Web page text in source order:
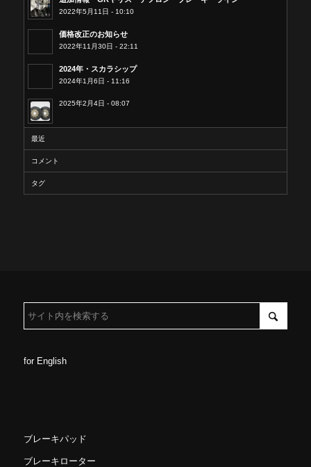
2022年5月11日 - 10:10
価格改正のお知らせ
2022年11月30日 - 22:11
2024年・スカラシップ
2024年1月6日 - 11:16
2025年2月4日 - 08:07
最近
コメント
タグ
for English
ブレーキパッド
ブレーキローター